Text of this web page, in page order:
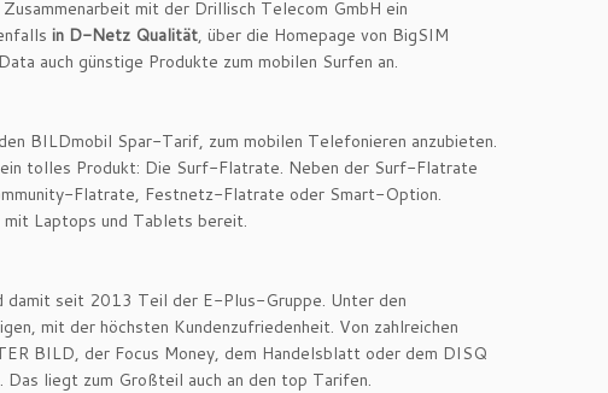
mit der Drillisch Telecom GmbH ein
in D-Netz Qualität, über die Homepage von BigSIM
auch günstige Produkte zum mobilen Surfen an.
BILDmobil Spar-Tarif, zum mobilen Telefonieren anzubieten.
tolles Produkt: Die Surf-Flatrate. Neben der Surf-Flatrate
Flatrate, Festnetz-Flatrate oder Smart-Option.
Laptops und Tablets bereit.
damit seit 2013 Teil der E-Plus-Gruppe. Unter den
mit der höchsten Kundenzufriedenheit. Von zahlreichen
BILD, der Focus Money, dem Handelsblatt oder dem DISQ
liegt zum Großteil auch an den top Tarifen.